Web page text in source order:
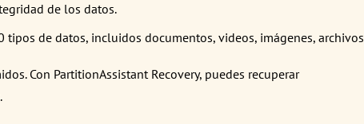
de los datos.
tipos de datos, incluidos documentos, videos, imágenes, archivos
Con PartitionAssistant Recovery, puedes recuperar